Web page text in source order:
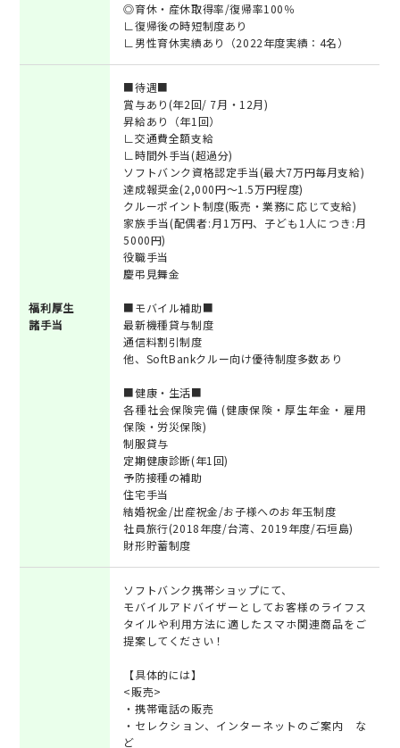
◎育休・産休取得率/復帰率100％
∟復帰後の時短制度あり
∟男性育休実績あり（2022年度実績：4名）
福利厚生
諸手当
■待遇■
賞与あり(年2回/ 7月・12月)
昇給あり（年1回）
∟交通費全額支給
∟時間外手当(超過分)
ソフトバンク資格認定手当(最大7万円毎月支給)
達成報奨金(2,000円～1.5万円程度)
クルーポイント制度(販売・業務に応じて支給)
家族手当(配偶者:月1万円、子ども1人につき:月
5000円)
役職手当
慶弔見舞金
■モバイル補助■
最新機種貸与制度
通信料割引制度
他、SoftBankクルー向け優待制度多数あり
■健康・生活■
各種社会保険完備 (健康保険・厚生年金・雇用
保険・労災保険)
制服貸与
定期健康診断(年1回)
予防接種の補助
住宅手当
結婚祝金/出産祝金/お子様へのお年玉制度
社員旅行(2018年度/台湾、2019年度/石垣島)
財形貯蓄制度
ソフトバンク携帯ショップにて、
モバイルアドバイザーとしてお客様のライフス
タイルや利用方法に適したスマホ関連商品をご
提案してください！
【具体的には】
<販売>
・携帯電話の販売
・セレクション、インターネットのご案内 な
ど